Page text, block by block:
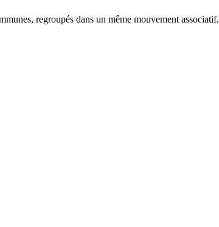
regroupés dans un même mouvement associatif.